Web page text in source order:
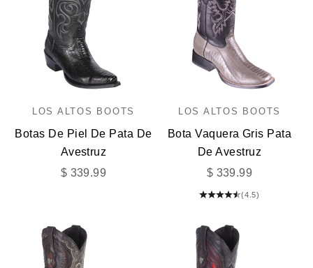
LOS ALTOS BOOTS
Botas De Piel De Pata De
Avestruz
Precio de oferta
$ 339.99
LOS ALTOS BOOTS
Bota Vaquera Gris Pata
De Avestruz
Precio de oferta
$ 339.99
(4.5)